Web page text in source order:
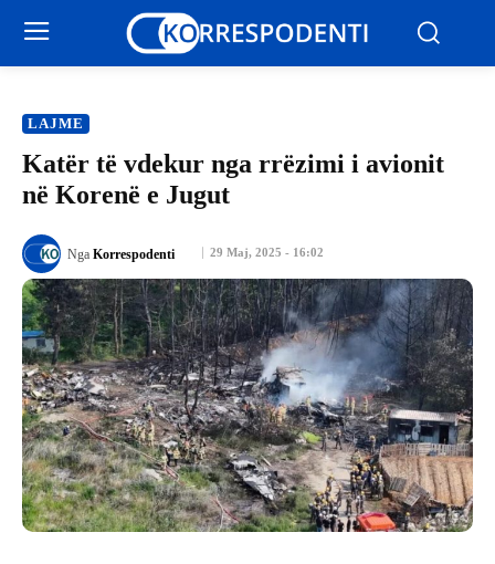
LAJME
Katër të vdekur nga rrëzimi i avionit
në Korenë e Jugut
29 Maj, 2025 - 16:02
Nga Korrespodenti